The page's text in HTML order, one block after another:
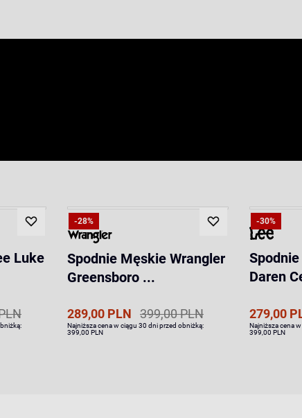
Luke
-28%
Spodnie Męskie Wrangler
Greensboro ...
289,00 PLN 399,00 PLN
Najniższa cena w ciągu 30 dni przed obniżką:
399,00 PLN
-30%
Daren
279,00
Najniższa cena
399,00 PLN